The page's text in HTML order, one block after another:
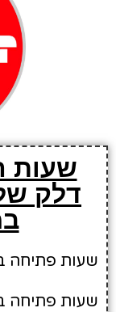
שעות
דלק
שעות פתיחה ביום
שעות פתיחה ביום